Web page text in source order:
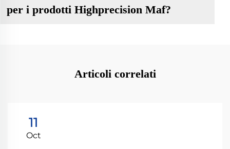
per i prodotti Highprecision Maf?
Articoli correlati
11
Oct